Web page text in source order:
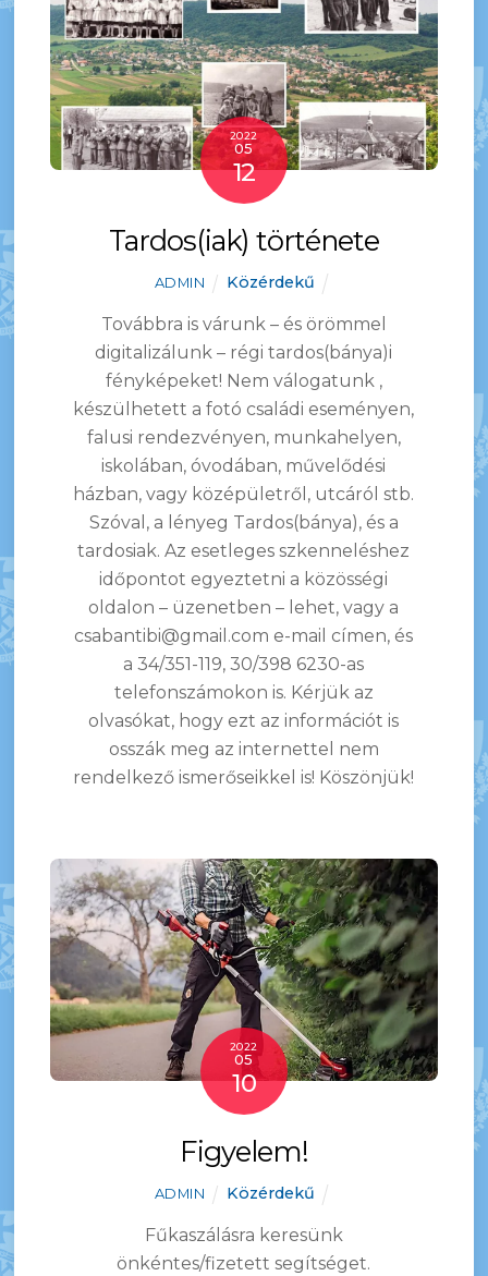
2022
05
12
Tardos(iak) története
ADMIN Közérdekű
Továbbra is várunk – és örömmel
digitalizálunk – régi tardos(bánya)i
fényképeket! Nem válogatunk,
készülhetett a fotó családi eseményen,
falusi rendezvényen, munkahelyen,
iskolában, óvodában, művelődési
házban, vagy középületről, utcáról stb.
Szóval, a lényeg Tardos(bánya), és a
tardosiak. Az esetleges szkenneléshez
időpontot egyeztetni a közösségi
oldalon – üzenetben – lehet, vagy a
csabantibi@gmail.com e-mail címen, és
a 34/351-119, 30/398 6230-as
telefonszámokon is. Kérjük az
olvasókat, hogy ezt az információt is
osszák meg az internettel nem
rendelkező ismerőseikkel is! Köszönjük!
2022
05
10
Figyelem!
ADMIN Közérdekű
Fűkaszálásra keresünk
önkéntes/fizetett segítséget.